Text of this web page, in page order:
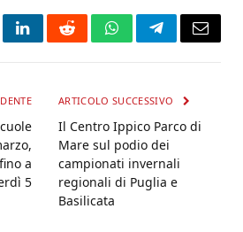
LinkedInRedditWhatsAppTelegramEmail
a
5
ARTICOLO SUCCESSIVO
Il Centro Ippico Parco di
Mare sul podio dei
campionati invernali
regionali di Puglia e
Basilicata